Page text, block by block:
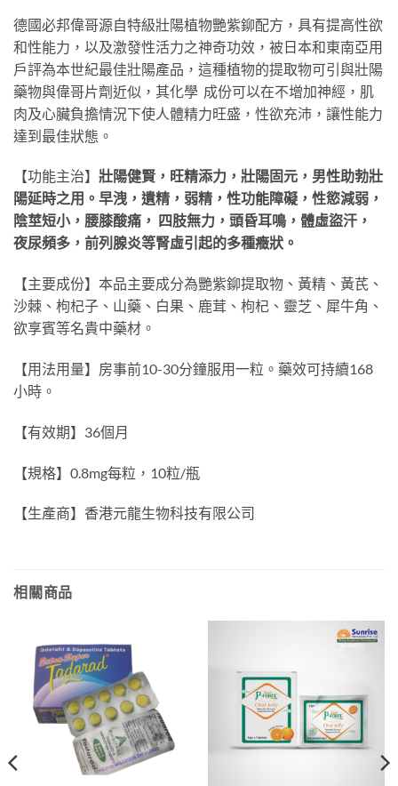
德國必邦偉哥源自特級壯陽植物艷紫鉚配方，具有提高性欲
和性能力，以及激發性活力之神奇功效，被日本和東南亞用
戶評為本世紀最佳壯陽產品，這種植物的提取物可引與壯陽
藥物與偉哥片劑近似，其化學 成份可以在不增加神經，肌
肉及心臟負擔情況下使人體精力旺盛，性欲充沛，讓性能力
達到最佳狀態。
【功能主治】 壯陽健賢，旺精添力，壯陽固元，男性助勃壯
陽延時之用。早洩，遺精，弱精，性功能障礙，性慾減弱，
陰莖短小，腰膝酸痛， 四肢無力，頭昏耳鳴，體虛盜汗，
夜尿頻多，前列腺炎等腎虛引起的多種癥狀。
【主要成份】本品主要成分為艷紫鉚提取物、黃精、黃芪、
沙棘、枸杞子、山藥、白果、鹿茸、枸杞、靈芝、犀牛角、
欲享賓等名貴中藥材。
【用法用量】房事前10-30分鐘服用一粒。藥效可持續168
小時。
【有效期】36個月
【規格】0.8mg每粒，10粒/瓶
【生產商】香港元龍生物科技有限公司
相關商品